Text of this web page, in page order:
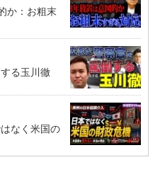
か：お粗末
る玉川徹
なく米国の